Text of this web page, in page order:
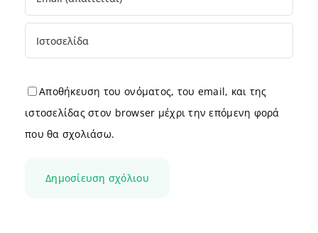
Αποθήκευση του ονόματος, του email, και της
ιστοσελίδας στον browser μέχρι την επόμενη φορά
που θα σχολιάσω.